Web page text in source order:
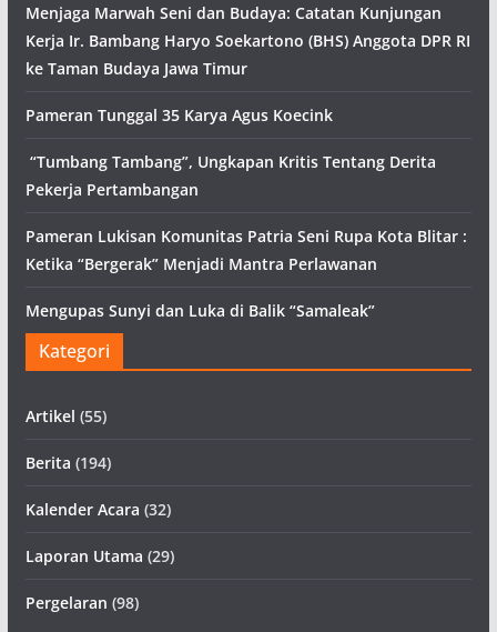
Menjaga Marwah Seni dan Budaya: Catatan Kunjungan
Kerja Ir. Bambang Haryo Soekartono (BHS) Anggota DPR RI
ke Taman Budaya Jawa Timur
Pameran Tunggal 35 Karya Agus Koecink
“Tumbang Tambang”, Ungkapan Kritis Tentang Derita
Pekerja Pertambangan
Pameran Lukisan Komunitas Patria Seni Rupa Kota Blitar :
Ketika “Bergerak” Menjadi Mantra Perlawanan
Mengupas Sunyi dan Luka di Balik “Samaleak”
Kategori
Artikel (55)
Berita (194)
Kalender Acara (32)
Laporan Utama (29)
Pergelaran (98)